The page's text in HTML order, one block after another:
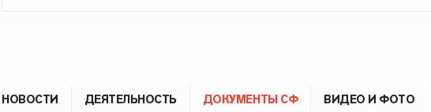
НОВОСТИ ДЕЯТЕЛЬНОСТЬ ДОКУМЕНТЫ СФ ВИДЕО И ФОТО